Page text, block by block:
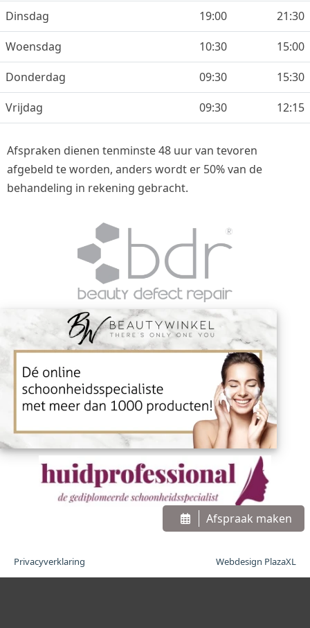
Dinsdag
19:00
21:30
Woensdag
10:30
15:00
Donderdag
09:30
15:30
Vrijdag
09:30 12:15
Afspraken dienen tenminste 48 uur van tevoren
afgebeld te worden, anders wordt er 50% van de
behandeling in rekening gebracht.
Afspraak maken
Privacyverklaring Webdesign PlazaXL